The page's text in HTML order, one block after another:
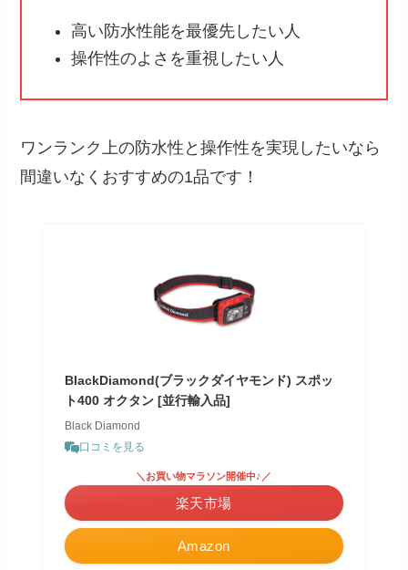
高い防水性能を最優先したい人
操作性のよさを重視したい人
ワンランク上の防水性と操作性を実現したいなら
間違いなくおすすめの1品です！
BlackDiamond(ブラックダイヤモンド) スポッ
ト400 オクタン [並行輸入品]
Black Diamond
口コミを見る
Amazon
＼お買い物マラソン開催中♪／
楽天市場